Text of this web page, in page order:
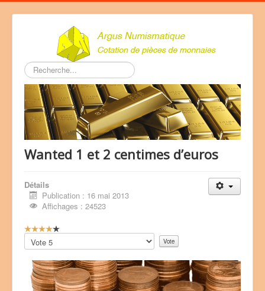
Rechercher
Wanted 1 et 2 centimes d’euros
Détails
Publication : 16 mai 2013
Affichages : 24523
V
o
t
Veuillez
voter